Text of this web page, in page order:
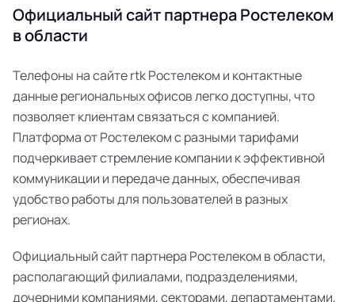
Официальный сайт партнера Ростелеком
в области
Телефоны на сайте rtk Ростелеком и контактные
данные региональных офисов легко доступны, что
позволяет клиентам связаться с компанией.
Платформа от Ростелеком с разными тарифами
подчеркивает стремление компании к эффективной
коммуникации и передаче данных, обеспечивая
удобство работы для пользователей в разных
регионах.
Официальный сайт партнера Ростелеком в области,
располагающий филиалами, подразделениями,
дочерними компаниями, секторами, департаментами,